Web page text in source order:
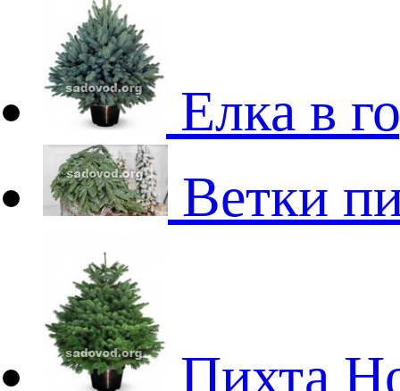
Елка в
Ветки
Пихта